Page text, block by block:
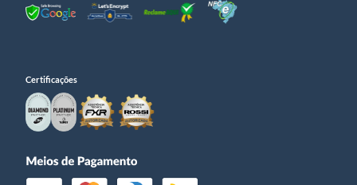
Certificações